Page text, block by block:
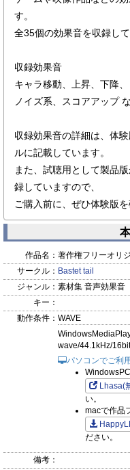
す。
全35個の効果音を収録して
収録効果音
キャラ移動、上昇、下降、
ノイズ系、スコアアップ
収録効果音の詳細は、体
ルに記載しています。
また、試聴用として製品
録していますので、
ご購入前に、ぜひ体験版
作品名： 著作権フリーオリ
サークル： Bastet tail
ジャンル： 素材集 音声効果音
キー：
動作条件： WAVE
wave/44.1kHz/16bit
パソコンでご利
Lhasa(
い。
macで作品
ださい。
備考：